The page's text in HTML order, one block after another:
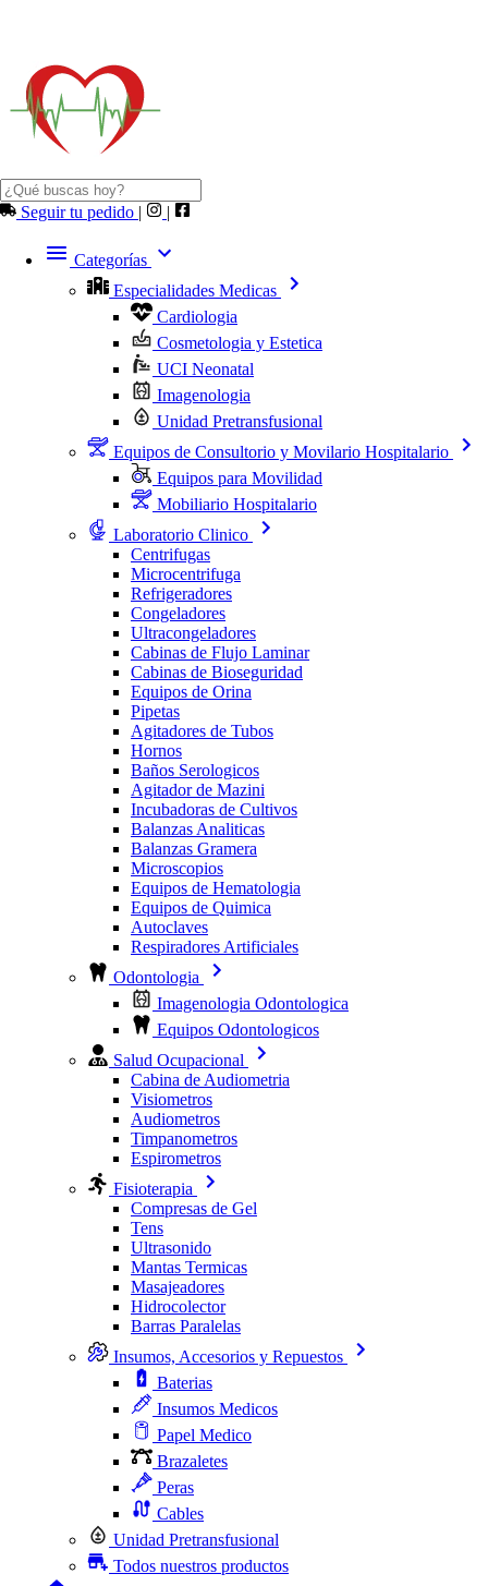
Seguir tu pedido | |
Categorías
Especialidades Medicas
Cardiologia
Cosmetologia y Estetica
UCI Neonatal
Imagenologia
Unidad Pretransfusional
Equipos de Consultorio y Movilario Hospitalario
Equipos para Movilidad
Mobiliario Hospitalario
Laboratorio Clinico
Centrifugas
Microcentrifuga
Refrigeradores
Congeladores
Ultracongeladores
Cabinas de Flujo Laminar
Cabinas de Bioseguridad
Equipos de Orina
Pipetas
Agitadores de Tubos
Hornos
Baños Serologicos
Agitador de Mazini
Incubadoras de Cultivos
Balanzas Analiticas
Balanzas Gramera
Microscopios
Equipos de Hematologia
Equipos de Quimica
Autoclaves
Respiradores Artificiales
Odontologia
Imagenologia Odontologica
Equipos Odontologicos
Salud Ocupacional
Cabina de Audiometria
Visiometros
Audiometros
Timpanometros
Espirometros
Fisioterapia
Compresas de Gel
Tens
Ultrasonido
Mantas Termicas
Masajeadores
Hidrocolector
Barras Paralelas
Insumos, Accesorios y Repuestos
Baterias
Insumos Medicos
Papel Medico
Brazaletes
Peras
Cables
Unidad Pretransfusional
Todos nuestros productos